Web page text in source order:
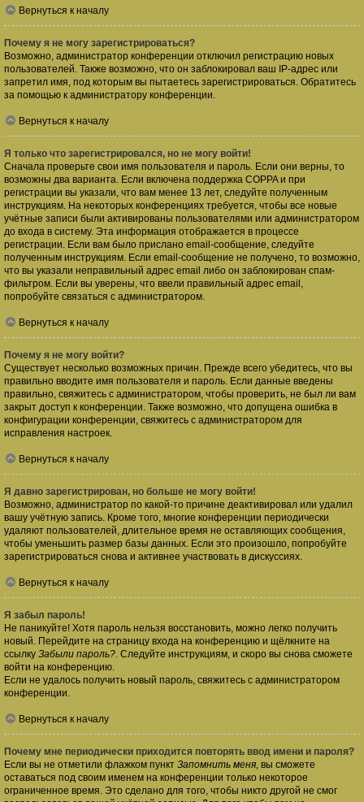
Вернуться к началу
Почему я не могу зарегистрироваться?
Возможно, администратор конференции отключил регистрацию новых
пользователей. Также возможно, что он заблокировал ваш IP-адрес или
запретил имя, под которым вы пытаетесь зарегистрироваться. Обратитесь
за помощью к администратору конференции.
Вернуться к началу
Я только что зарегистрировался, но не могу войти!
Сначала проверьте свои имя пользователя и пароль. Если они верны, то
возможны два варианта. Если включена поддержка COPPA и при
регистрации вы указали, что вам менее 13 лет, следуйте полученным
инструкциям. На некоторых конференциях требуется, чтобы все новые
учётные записи были активированы пользователями или администратором
до входа в систему. Эта информация отображается в процессе
регистрации. Если вам было прислано email-сообщение, следуйте
полученным инструкциям. Если email-сообщение не получено, то возможно,
что вы указали неправильный адрес email либо он заблокирован спам-
фильтром. Если вы уверены, что ввели правильный адрес email,
попробуйте связаться с администратором.
Вернуться к началу
Почему я не могу войти?
Существует несколько возможных причин. Прежде всего убедитесь, что вы
правильно вводите имя пользователя и пароль. Если данные введены
правильно, свяжитесь с администратором, чтобы проверить, не был ли вам
закрыт доступ к конференции. Также возможно, что допущена ошибка в
конфигурации конференции, свяжитесь с администратором для
исправления настроек.
Вернуться к началу
Я давно зарегистрирован, но больше не могу войти!
Возможно, администратор по какой-то причине деактивировал или удалил
вашу учётную запись. Кроме того, многие конференции периодически
удаляют пользователей, длительное время не оставляющих сообщения,
чтобы уменьшить размер базы данных. Если это произошло, попробуйте
зарегистрироваться снова и активнее участвовать в дискуссиях.
Вернуться к началу
Я забыл пароль!
Не паникуйте! Хотя пароль нельзя восстановить, можно легко получить
новый. Перейдите на страницу входа на конференцию и щёлкните на
ссылку Забыли пароль?. Следуйте инструкциям, и скоро вы снова сможете
войти на конференцию.
Если не удалось получить новый пароль, свяжитесь с администратором
конференции.
Вернуться к началу
Почему мне периодически приходится повторять ввод имени и пароля?
Если вы не отметили флажком пункт Запомнить меня, вы сможете
оставаться под своим именем на конференции только некоторое
ограниченное время. Это сделано для того, чтобы никто другой не смог